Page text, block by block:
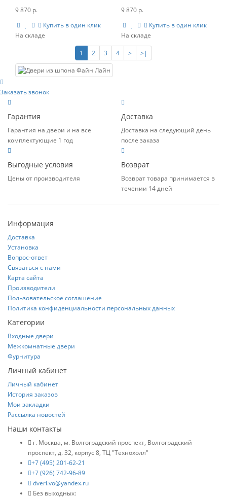
9 870 р.
Купить в один клик
9 870 р.
Купить в один клик
1 2 3 4 > >|
Заказать звонок
Гарантия
Гарантия на двери и на все
комплектующие 1 год
Доставка
Доставка на следующий день
после заказа
Выгодные условия
Цены от производителя
Возврат
Возврат товара принимается в
течении 14 дней
Информация
Доставка
Установка
Вопрос-ответ
Связаться с нами
Карта сайта
Производители
Пользовательское соглашение
Политика конфиденциальности персональных данных
Категории
Входные двери
Межкомнатные двери
Фурнитура
Личный кабинет
Личный кабинет
История заказов
Мои закладки
Рассылка новостей
Наши контакты
г. Москва, м. Волгоградский проспект, Волгоградский
проспект, д. 32, корпус 8, ТЦ "Технохолл"
+7 (495) 201-62-21
+7 (926) 742-96-89
dveri.vo@yandex.ru
Без выходных: